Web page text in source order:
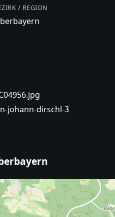
/ REGION
johann-dirschl-3